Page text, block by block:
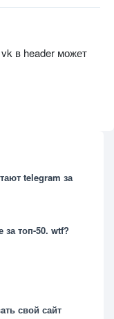
в header может
telegram за
за топ-50. wtf?
свой сайт